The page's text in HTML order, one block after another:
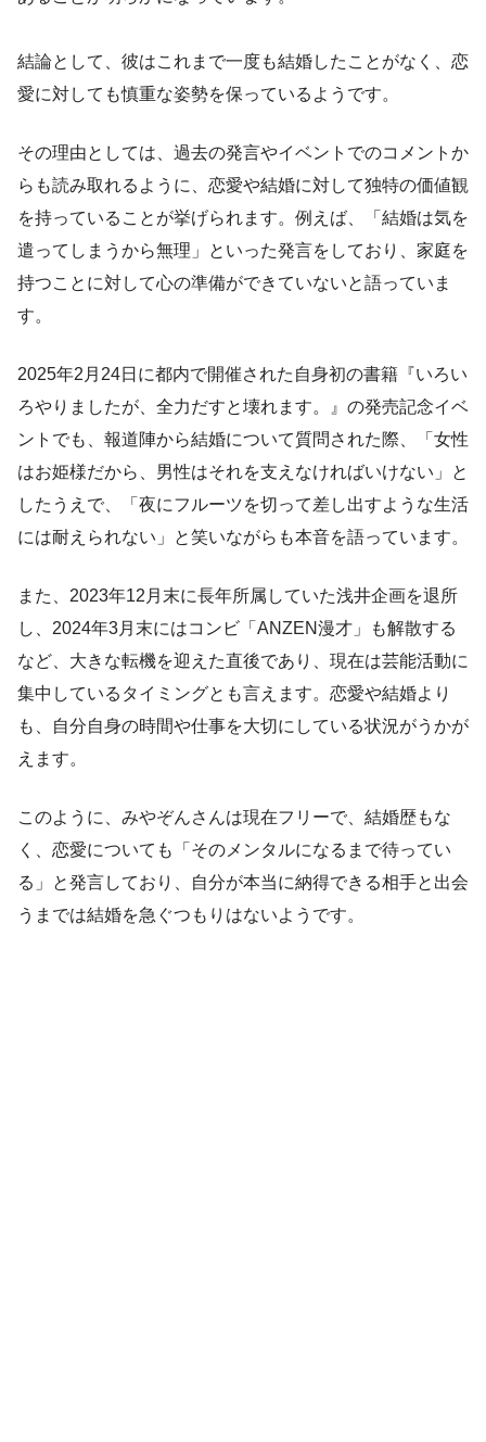
結論として、彼はこれまで一度も結婚したことがなく、恋
愛に対しても慎重な姿勢を保っているようです。
その理由としては、過去の発言やイベントでのコメントか
らも読み取れるように、恋愛や結婚に対して独特の価値観
を持っていることが挙げられます。例えば、「結婚は気を
遣ってしまうから無理」といった発言をしており、家庭を
持つことに対して心の準備ができていないと語っていま
す。
2025年2月24日に都内で開催された自身初の書籍『いろい
ろやりましたが、全力だすと壊れます。』の発売記念イベ
ントでも、報道陣から結婚について質問された際、「女性
はお姫様だから、男性はそれを支えなければいけない」と
したうえで、「夜にフルーツを切って差し出すような生活
には耐えられない」と笑いながらも本音を語っています。
また、2023年12月末に長年所属していた浅井企画を退所
し、2024年3月末にはコンビ「ANZEN漫才」も解散する
など、大きな転機を迎えた直後であり、現在は芸能活動に
集中しているタイミングとも言えます。恋愛や結婚より
も、自分自身の時間や仕事を大切にしている状況がうかが
えます。
このように、みやぞんさんは現在フリーで、結婚歴もな
く、恋愛についても「そのメンタルになるまで待ってい
る」と発言しており、自分が本当に納得できる相手と出会
うまでは結婚を急ぐつもりはないようです。